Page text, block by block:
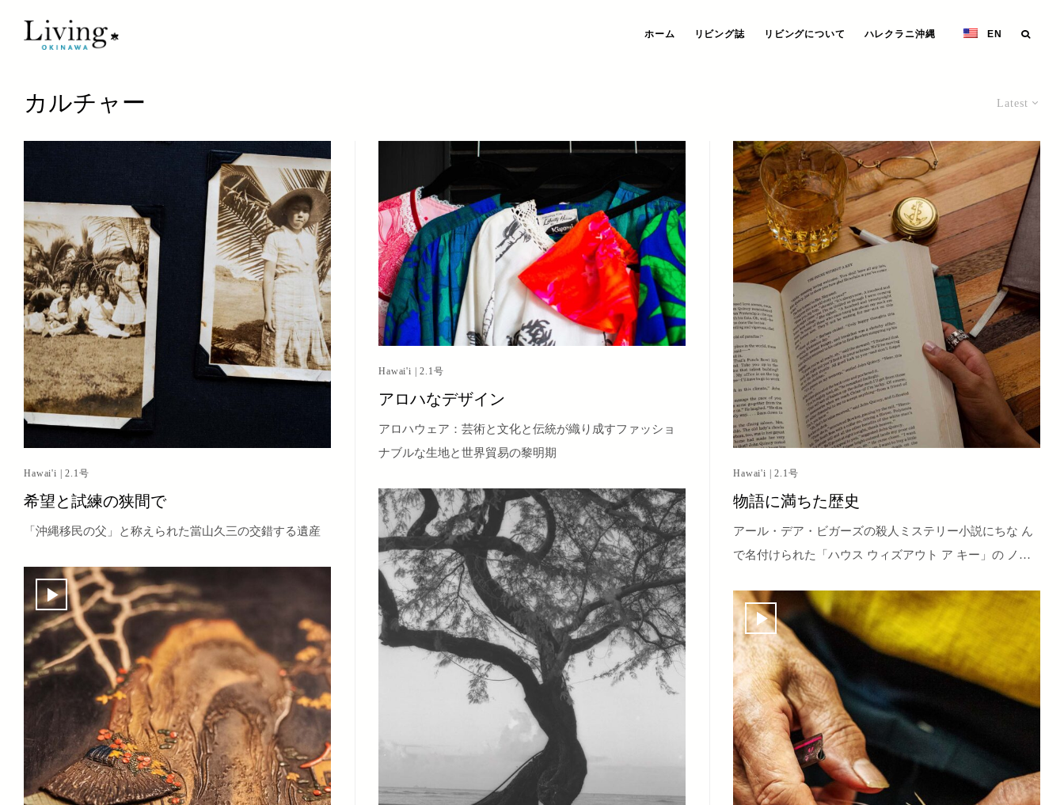
ホーム リビング誌 リビングについて ハレクラニ沖縄 EN
Latest
カルチャー
Hawai'i | 2.1号
希望と試練の狭間で
「沖縄移民の父」と称えられた當山久三の交錯する遺産
Hawai'i | 2.1号
アロハなデザイン
アロハウェア：芸術と文化と伝統が織り成すファッショ
ナブルな生地と世界貿易の黎明期
Hawai'i | 2.1号
物語に満ちた歴史
アール・デア・ビガーズの殺人ミステリー小説にちな ん
で名付けられた「ハウス ウィズアウト ア キー」の ノス